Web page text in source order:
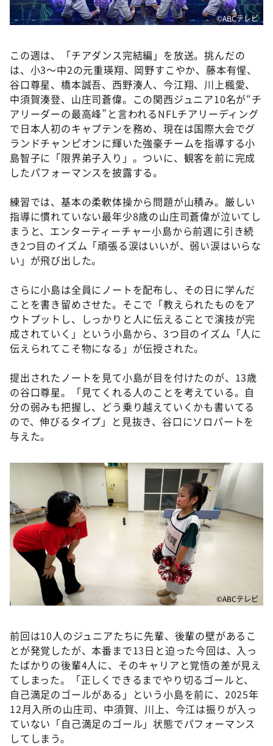
©ABCテレビ
この週は、「チアダンス完結編」を放送。挑んだの
は、小3～中2の元重瑛翔、岡野すこやか、藤本有惺、
谷口尊星、橋本誠吾、西野湊人、今江翔、川上楓愛、
中須賀湊登、山庄司蒼偉。この関西ジュニア10名が“チ
アリーダーの最高峰”と言われるNFLチアリーディング
で日本人初のキャプテンを務め、現在は国際大会でグ
ランドチャンピオンに輝いた強豪チームを指導する小
島智子に「限界弟子入り」。ついに、観客を前に完成
したパフォーマンスを披露する。
練習では、基本の柔軟体操から問題が山積み。厳しい
指導に慣れていない最年少8歳の山庄司蒼偉が泣いてし
まうと、エンターティーチャー小島から前週に引き続
き2つ目のイズム「頑張る涙はいいが、弱い涙はいらな
い」が飛び出した。
さらに小島は全員にノートを配布し、その日に学んだ
ことを書き留めさせた。そこで「教えられたものをア
ウトプットし、しっかりと人に伝えることで演技が完
成されていく」という小島から、3つ目のイズム「人に
伝えられてこそ物になる」が伝授された。
提出されたノートを見て小島が目を付けたのが、13歳
の谷口尊星。「見てくれる人のことを考えている。自
分の弱みも把握し、どう乗り越えていくかも書いてる
ので、伸びるタイプ」と見抜き、谷口にソロパートを
与えた。
©ABCテレビ
前回は10人のジュニアたちに先輩、後輩の壁があるこ
とが発覚したが、本番まで13日と迫った今回は、入っ
たばかりの後輩4人に、そのキャリアと覚悟の差が見え
てしまった。「正しくできるまでやり切るゴールと、
自己満足のゴールがある」という小島を前に、2025年
12月入所の山庄司、中須賀、川上、今江は振りが入っ
ていない「自己満足のゴール」状態でパフォーマンス
してしまう。